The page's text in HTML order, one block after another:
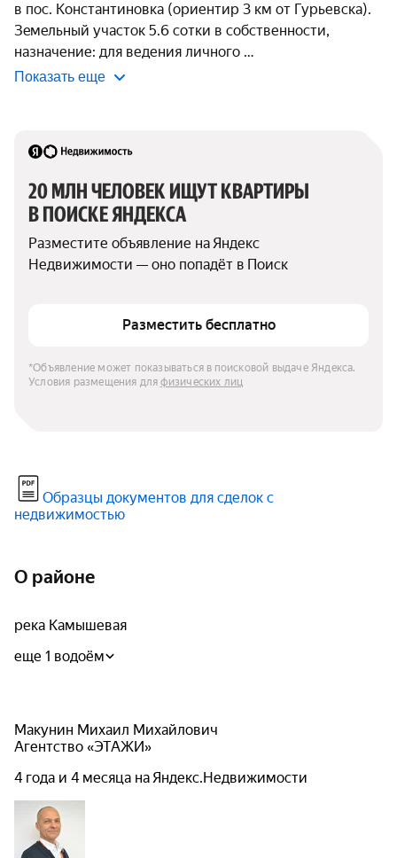
в пос. Константиновка (ориентир 3 км от Гурьевска).
Зeмeльный учacтoк 5.6 сотки в сoбcтвенности,
назначение: для ведения личного
Показать еще
20 МЛН ЧЕЛОВЕК ИЩУТ КВАРТИРЫ
В ПОИСКЕ ЯНДЕКСА
Разместите объявление на Яндекс
Недвижимости — оно попадёт в Поиск
Разместить бесплатно
*Объявление может показываться в поисковой выдаче Яндекса.
Условия размещения для физических лиц
Образцы документов для сделок с
недвижимостью
О районе
река Камышевая
еще 1 водоём
Макунин Михаил Михайлович
Агентство «ЭТАЖИ»
4 года и 4 месяца на Яндекс.Недвижимости